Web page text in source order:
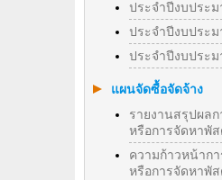
ประจำปีงบประ
ประจำปีงบประ
ประจำปีงบประ
แผนจัดซื้อจัดจ้าง
รายงานสรุปผล
หรือการจัดหาพั
ความก้าวหน้าก
หรือการจัดหาพัส